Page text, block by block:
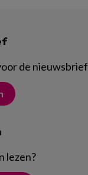
de nieuwsbrief
lezen?